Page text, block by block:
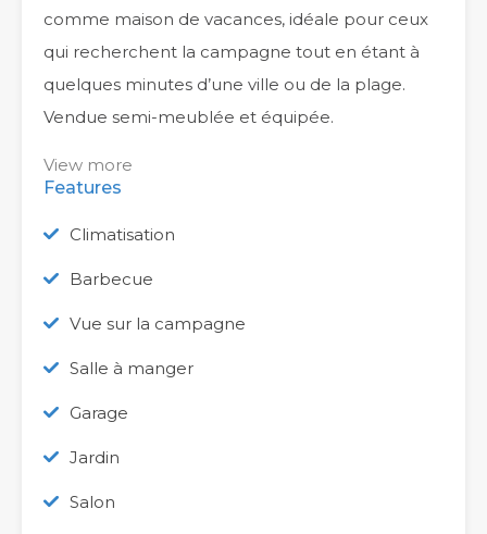
comme maison de vacances, idéale pour ceux
qui recherchent la campagne tout en étant à
quelques minutes d’une ville ou de la plage.
Vendue semi-meublée et équipée.
View more
Features
Climatisation
Barbecue
Vue sur la campagne
Salle à manger
Garage
Jardin
Salon